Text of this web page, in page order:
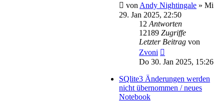
von Andy Nightingale » Mi
29. Jan 2025, 22:50
12 Antworten
12189 Zugriffe
Letzter Beitrag von
Zvoni
Do 30. Jan 2025, 15:26
SQlite3 Änderungen werden
nicht übernommen / neues
Notebook